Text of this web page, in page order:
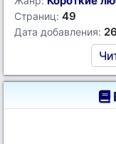
Страниц: 49
Дата добавления: